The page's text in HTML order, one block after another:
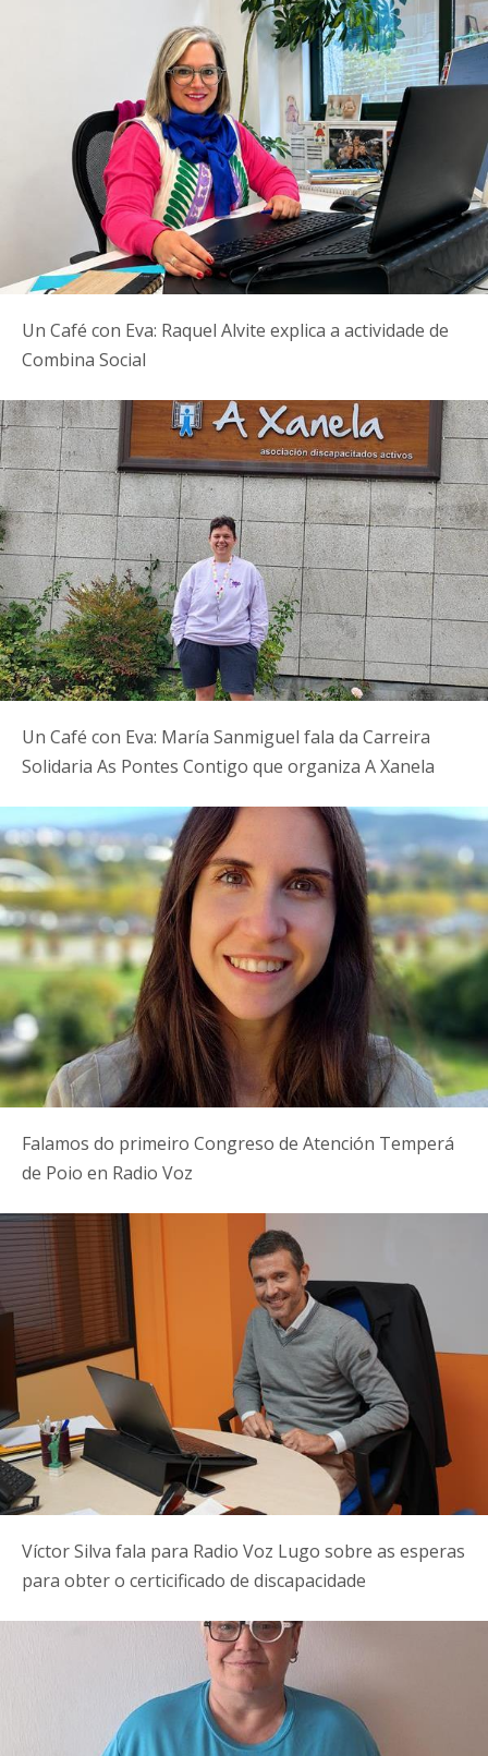
Un Café con Eva: Raquel Alvite explica a actividade de
Combina Social
Un Café con Eva: María Sanmiguel fala da Carreira
Solidaria As Pontes Contigo que organiza A Xanela
Falamos do primeiro Congreso de Atención Temperá
de Poio en Radio Voz
Víctor Silva fala para Radio Voz Lugo sobre as esperas
para obter o certicificado de discapacidade